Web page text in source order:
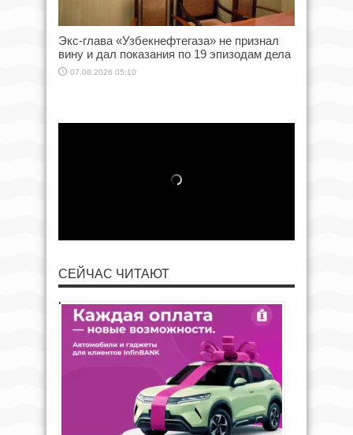
Экс-глава «Узбекнефтегаза» не признал
вину и дал показания по 19 эпизодам дела
07.08.2026 05:10
СЕЙЧАС ЧИТАЮТ